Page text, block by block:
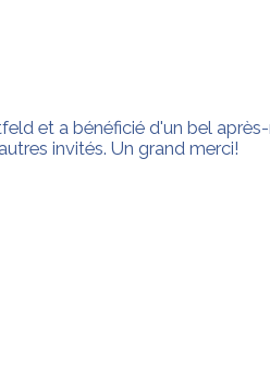
et a bénéficié d'un bel
invités. Un grand merci!